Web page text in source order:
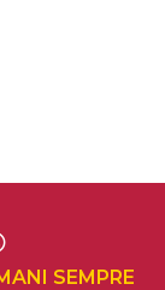
SEMPRE